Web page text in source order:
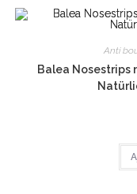
Anti
Balea Nosestrips